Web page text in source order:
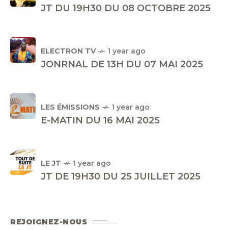
JT DU 19H30 DU 08 OCTOBRE 2025
ELECTRON TV 1 year ago
JONRNAL DE 13H DU 07 MAI 2025
LES ÉMISSIONS 1 year ago
E-MATIN DU 16 MAI 2025
LE JT 1 year ago
JT DE 19H30 DU 25 JUILLET 2025
REJOIGNEZ-NOUS